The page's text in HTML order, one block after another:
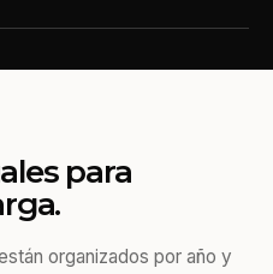
para
organizados por año y